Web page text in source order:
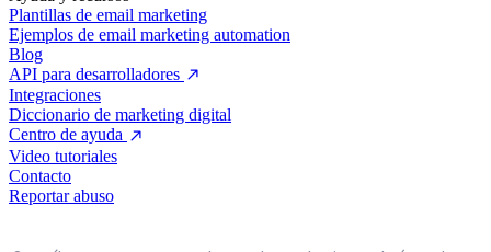
Plantillas de email marketing
Ejemplos de email marketing automation
Blog
API para desarrolladores
Integraciones
Diccionario de marketing digital
Centro de ayuda
Video tutoriales
Contacto
Reportar abuso